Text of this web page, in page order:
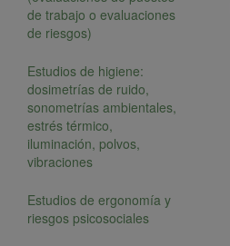
de trabajo o evaluaciones
de riesgos)
Estudios de higiene:
dosimetrías de ruido,
sonometrías ambientales,
estrés térmico,
iluminación, polvos,
vibraciones
Estudios de ergonomía y
riesgos psicosociales